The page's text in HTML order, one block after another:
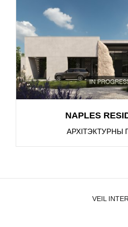
NAPLES
АРХІТЭКТУРНЫ
VEIL